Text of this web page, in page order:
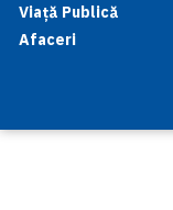
Viață Publică
Afaceri